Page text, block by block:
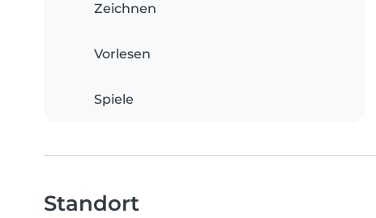
Zeichnen
Vorlesen
Spiele
Standort